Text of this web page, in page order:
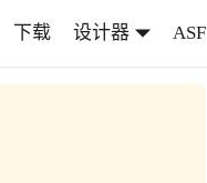
下载 设计器 ASF